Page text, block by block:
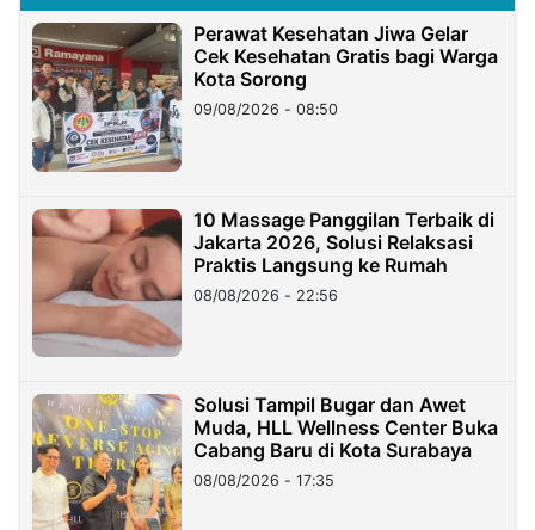
Perawat Kesehatan Jiwa Gelar
Cek Kesehatan Gratis bagi Warga
Kota Sorong
09/08/2026 - 08:50
10 Massage Panggilan Terbaik di
Jakarta 2026, Solusi Relaksasi
Praktis Langsung ke Rumah
08/08/2026 - 22:56
Solusi Tampil Bugar dan Awet
Muda, HLL Wellness Center Buka
Cabang Baru di Kota Surabaya
08/08/2026 - 17:35